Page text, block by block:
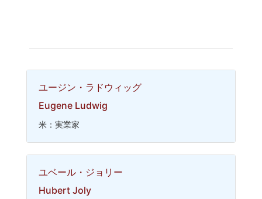
ユージン・ラドウィッグ
Eugene Ludwig
米：実業家
ユベール・ジョリー
Hubert Joly